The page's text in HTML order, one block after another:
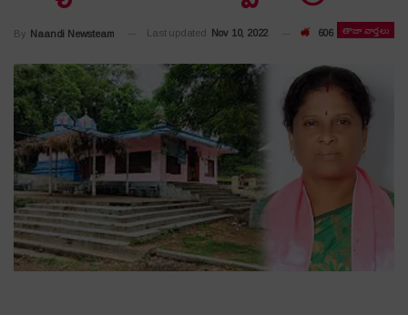
తాజా వార్తలు
By Naandi Newsteam Last updated Nov 10, 2022 606